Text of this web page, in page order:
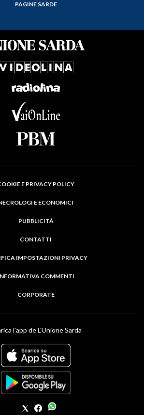
PAGINE SARDE
E PRIVACY POLICY
E ECONOMICI
PUBBLICITÀ
CONTATTI
IMPOSTAZIONI PRIVACY
COMMENTI
CORPORATE
l'app de L'Unione Sarda